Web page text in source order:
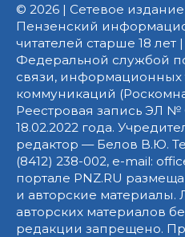
© 2026 | Сетевое
Пензенский
читателей старше 18 лет
Федеральной службой
связи, информационных
коммуникаций
Реестровая запись ЭЛ №
18.02.2022 года.
редактор — Белов В.Ю.
(8412) 238-002, e-mail:
портале PNZ.RU
и авторские материалы.
авторских материалов
редакции запрещено.